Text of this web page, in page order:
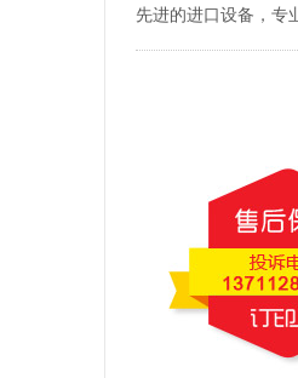
先进的进口设备，专